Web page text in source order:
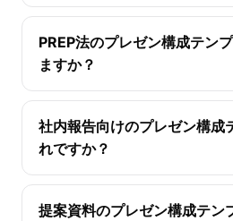
PREP法のプレゼン構成テン
ますか？
社内報告向けのプレゼン構成
れですか？
提案資料のプレゼン構成テン